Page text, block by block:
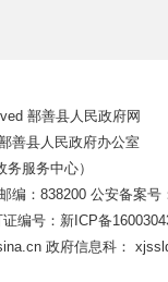
鄯善县人民政府网
善县人民政府办公室
服务中心）
编：838200 公安备案号
编号：新ICP备
政府信息科：